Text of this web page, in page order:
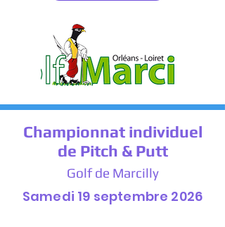
Championnat individuel
de Pitch & Putt
Golf de Marcilly
Samedi 19 septembre 2026